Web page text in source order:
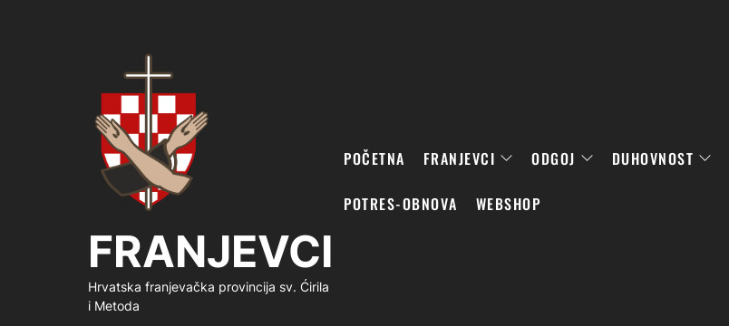
FRANJEVCI
Hrvatska franjevačka provincija sv. Ćirila
i Metoda
POČETNA FRANJEVCI ODGOJ DUHOVNOST
POTRES-OBNOVA WEBSHOP